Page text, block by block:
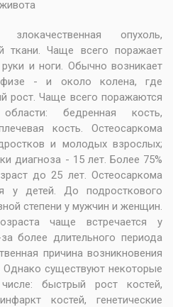
опухоль,
ткани. Чаще всего поражает
и ноги. Обычно возникает
- и около колена, где
рост. Чаще всего поражаются
бедренная кость,
кость. Остеосаркома
и молодых взрослых;
диагноза - 15 лет. Более 75%
до 25 лет. Остеосаркома
у детей. До подросткового
степени у мужчин и женщин.
чаще встречается у
более длительного периода
причина возникновения
Однако существуют некоторые
быстрый рост костей,
костей, генетические